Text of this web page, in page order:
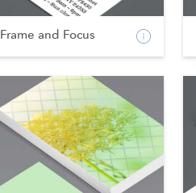
Frame and Focus